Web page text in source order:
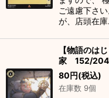
ご遠慮下さ
が、店頭在
【物語のは
家 152/204
80円(税込)
在庫数 9個